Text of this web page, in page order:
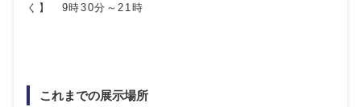
く】 9時30分～21時
これまでの展示場所